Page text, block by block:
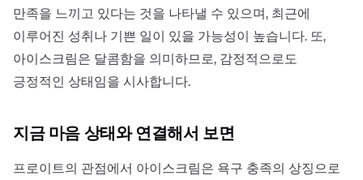
만족을 느끼고 있다는 것을 나타낼 수 있으며, 최근에
이루어진 성취나 기쁜 일이 있을 가능성이 높습니다. 또,
아이스크림은 달콤함을 의미하므로, 감정적으로도
긍정적인 상태임을 시사합니다.
지금 마음 상태와 연결해서 보면
프로이트의 관점에서 아이스크림은 욕구 충족의 상징으로